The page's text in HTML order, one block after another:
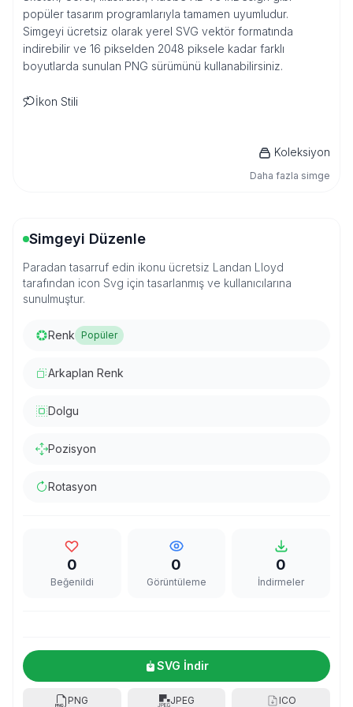
popüler tasarım programlarıyla tamamen uyumludur.
Simgeyi ücretsiz olarak yerel SVG vektör formatında
indirebilir ve 16 pikselden 2048 piksele kadar farklı
boyutlarda sunulan PNG sürümünü kullanabilirsiniz.
İkon Stili
Koleksiyon
Daha fazla simge
Simgeyi Düzenle
Paradan tasarruf edin ikonu ücretsiz Landan Lloyd
tarafından icon Svg için tasarlanmış ve kullanıcılarına
sunulmuştur.
Renk Popüler
Arkaplan Renk
Dolgu
Pozisyon
Rotasyon
0
Beğenildi
0
Görüntüleme
0
İndirmeler
SVG İndir
PNG JPEG ICO